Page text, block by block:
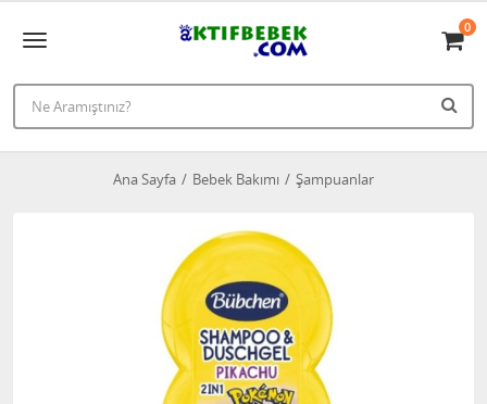
0
Ana Sayfa Bebek Bakımı Şampuanlar